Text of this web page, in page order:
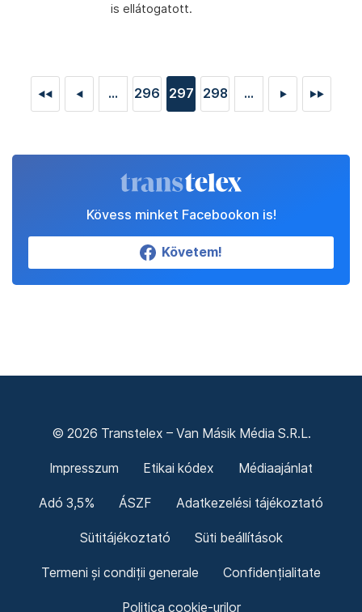
is ellátogatott.
◄◄ ◄ ... 296 297 298 ... ► ►►
Kövess minket Facebookon is!
Követem!
© 2026 Transtelex – Van Másik Média S.R.L.
Impresszum Etikai kódex Médiaajánlat
Adó 3,5% ÁSZF Adatkezelési tájékoztató
Sütitájékoztató Süti beállítások
Termeni și condiții generale Confidențialitate
Politica cookie-urilor